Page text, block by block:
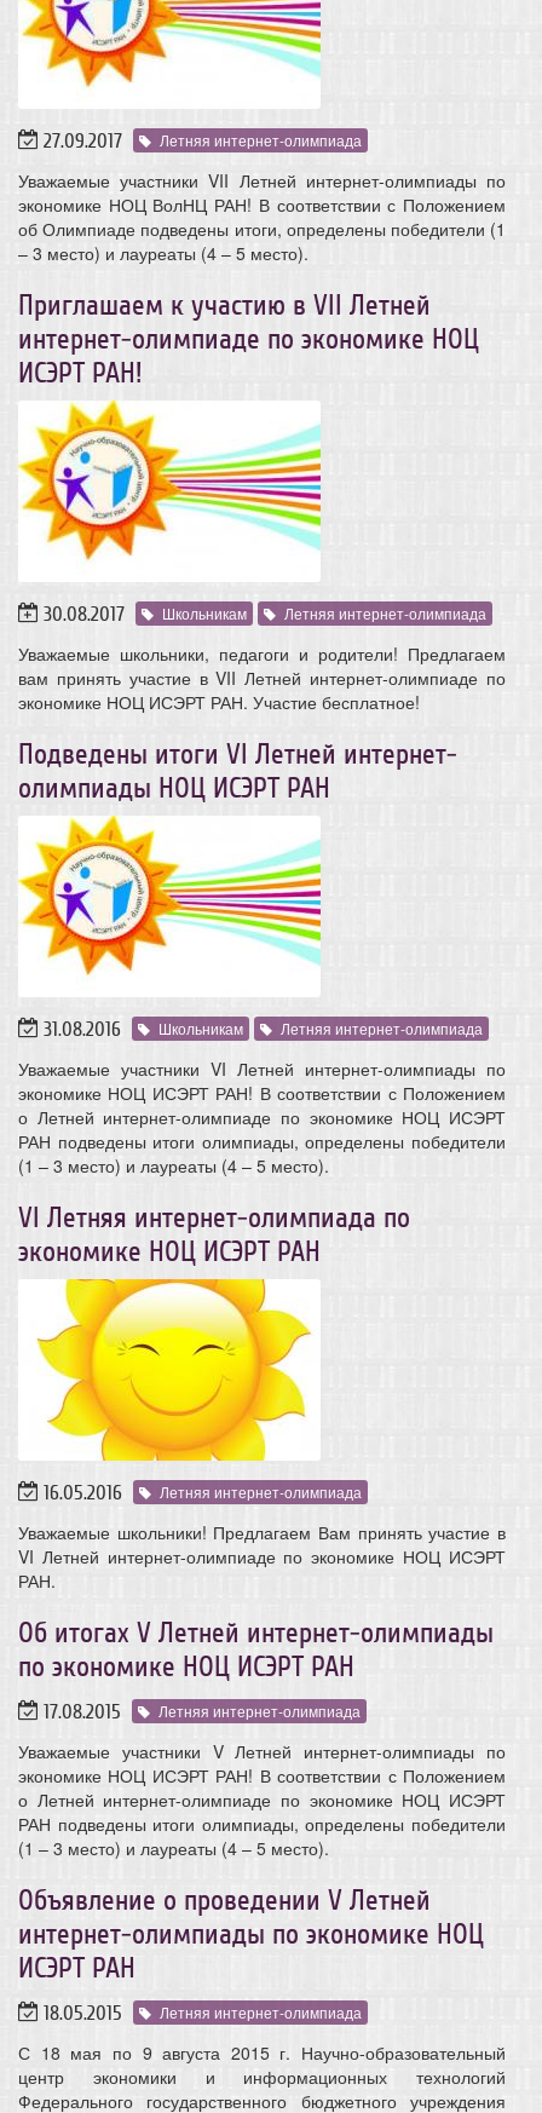
27.09.2017 Летняя интернет-олимпиада
Уважаемые участники VII Летней интернет-олимпиады по
экономике НОЦ ВолНЦ РАН! В соответствии с Положением
об Олимпиаде подведены итоги, определены победители (1
– 3 место) и лауреаты (4 – 5 место).
Приглашаем к участию в VII Летней
интернет-олимпиаде по экономике НОЦ
ИСЭРТ РАН!
30.08.2017 Школьникам Летняя интернет-олимпиада
Уважаемые школьники, педагоги и родители! Предлагаем
вам принять участие в VII Летней интернет-олимпиаде по
экономике НОЦ ИСЭРТ РАН. Участие бесплатное!
Подведены итоги VI Летней интернет-
олимпиады НОЦ ИСЭРТ РАН
31.08.2016 Школьникам Летняя интернет-олимпиада
Уважаемые участники VI Летней интернет-олимпиады по
экономике НОЦ ИСЭРТ РАН! В соответствии с Положением
о Летней интернет-олимпиаде по экономике НОЦ ИСЭРТ
РАН подведены итоги олимпиады, определены победители
(1 – 3 место) и лауреаты (4 – 5 место).
VI Летняя интернет-олимпиада по
экономике НОЦ ИСЭРТ РАН
16.05.2016 Летняя интернет-олимпиада
Уважаемые школьники! Предлагаем Вам принять участие в
VI Летней интернет-олимпиаде по экономике НОЦ ИСЭРТ
РАН.
Об итогах V Летней интернет-олимпиады
по экономике НОЦ ИСЭРТ РАН
17.08.2015 Летняя интернет-олимпиада
Уважаемые участники V Летней интернет-олимпиады по
экономике НОЦ ИСЭРТ РАН! В соответствии с Положением
о Летней интернет-олимпиаде по экономике НОЦ ИСЭРТ
РАН подведены итоги олимпиады, определены победители
(1 – 3 место) и лауреаты (4 – 5 место).
Объявление о проведении V Летней
интернет-олимпиады по экономике НОЦ
ИСЭРТ РАН
18.05.2015 Летняя интернет-олимпиада
С 18 мая по 9 августа 2015 г. Научно-образовательный
центр экономики и информационных технологий
Федерального государственного бюджетного учреждения